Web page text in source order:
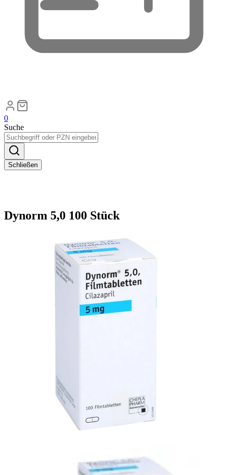
0
Suche
Schließen
Dynorm 5,0 100 Stück